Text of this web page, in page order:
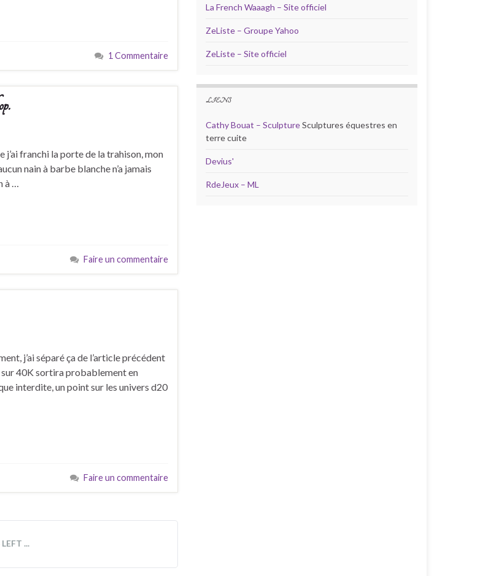
1 Commentaire
franchi la porte de la trahison, mon
nain à barbe blanche n’a jamais
à …
Faire un commentaire
j’ai séparé ça de l’article précédent
sur 40K sortira probablement en
interdite, un point sur les univers d20
Faire un commentaire
...
La French Waaagh – Site officiel
ZeListe – Groupe Yahoo
ZeListe – Site officiel
LIENS
Cathy Bouat – SculptureSculptures équestres en
terre cuite
Devius'
RdeJeux – ML